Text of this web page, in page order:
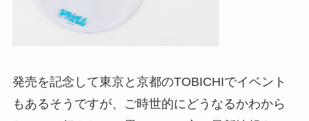
発売を記念して東京と京都のTOBICHIでイベント
もあるそうですが、ご時世的にどうなるかわから